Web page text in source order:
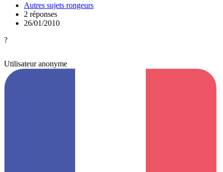
Autres sujets rongeurs
2 réponses
26/01/2010
?
Utilisateur anonyme